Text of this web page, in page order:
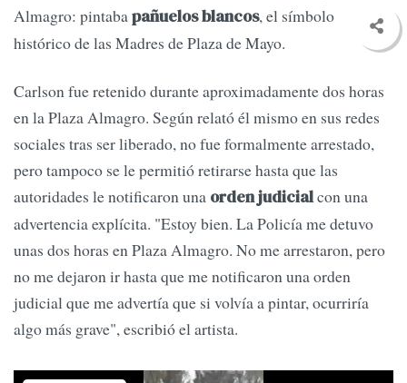
Almagro: pintabapañuelos blancos, el símbolo
histórico de las Madres de Plaza de Mayo.
Carlson fue retenido durante aproximadamente dos horas
en la Plaza Almagro. Según relató él mismo en sus redes
sociales tras ser liberado, no fue formalmente arrestado,
pero tampoco se le permitió retirarse hasta que las
autoridades le notificaron una orden judicialcon una
advertencia explícita. "Estoy bien. La Policía me detuvo
unas dos horas en Plaza Almagro. No me arrestaron, pero
no me dejaron ir hasta que me notificaron una orden
judicial que me advertía que si volvía a pintar, ocurriría
algo más grave", escribió el artista.